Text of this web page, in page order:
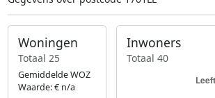
Woningen
Totaal 25
Gemiddelde WOZ
Waarde: € n/a
Inwoners
Totaal 40